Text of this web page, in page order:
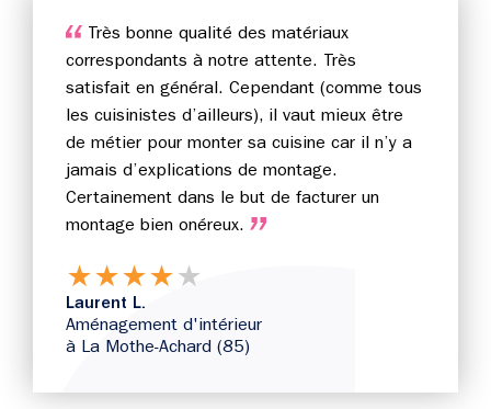
Très bonne qualité des matériaux
correspondants à notre attente. Très
satisfait en général. Cependant (comme tous
les cuisinistes d’ailleurs), il vaut mieux être
de métier pour monter sa cuisine car il n’y a
jamais d’explications de montage.
Certainement dans le but de facturer un
montage bien onéreux.
★★★★★
Laurent L.
Aménagement d'intérieur
à La Mothe-Achard (85)